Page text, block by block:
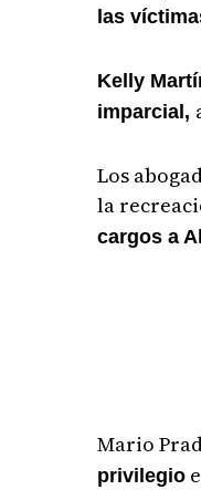
las
Kelly
imparcial,
Los
la
cargos a
Mario
privilegio